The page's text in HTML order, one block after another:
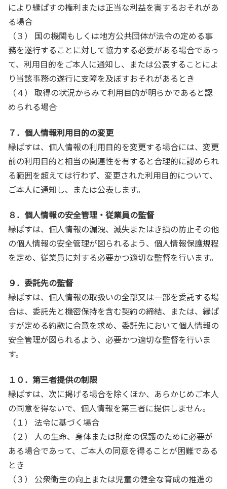
により縁ぱすの権利または正当な利益を害するおそれがあ
る場合
（３） 国の機関もしくは地方公共団体が法令の定める事
務を遂行することに対して協力する必要がある場合であっ
て、利用目的をご本人に通知し、または公表することによ
り当該事務の遂行に支障を及ぼすおそれがあるとき
（４） 取得の状況からみて利用目的が明らかであると認
められる場合
７．個人情報利用目的の変更
縁ぱすは、個人情報の利用目的を変更する場合には、変更
前の利用目的と相当の関連性を有すると合理的に認められ
る範囲を超えては行わず、変更された利用目的について、
ご本人に通知し、または公表します。
８．個人情報の安全管理・従業員の監督
縁ぱすは、個人情報の漏洩、滅失またはき損の防止その他
の個人情報の安全管理が図られるよう、個人情報保護規程
を定め、従業員に対する必要かつ適切な監督を行います。
９．委託先の監督
縁ぱすは、個人情報の取扱いの全部又は一部を委託する場
合は、委託先と機密保持を含む契約の締結、または、縁ぱ
すが定める約款に合意を求め、委託先において個人情報の
安全管理が図られるよう、必要かつ適切な監督を行いま
す。
１０．第三者提供の制限
縁ぱすは、次に掲げる場合を除くほか、あらかじめご本人
の同意を得ないで、個人情報を第三者に提供しません。
（１） 法令に基づく場合
（２） 人の生命、身体または財産の保護のために必要が
ある場合であって、ご本人の同意を得ることが困難である
とき
（３） 公衆衛生の向上または児童の健全な育成の推進の